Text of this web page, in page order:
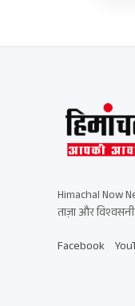
Himachal Now
ताज़ा और
Facebook